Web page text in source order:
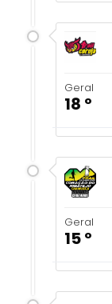
Geral
18 º
Geral
15 º